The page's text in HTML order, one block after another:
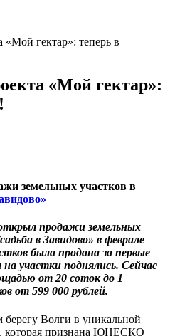
гектар»: теперь в
«Мой гектар»:
земельных участков в
продажи земельных
в Завидово» в феврале
была продана за первые
участки поднялись. Сейчас
от 20 соток до 1
от 599 000 рублей.
берегу Волги в уникальной
которая признана ЮНЕСКО